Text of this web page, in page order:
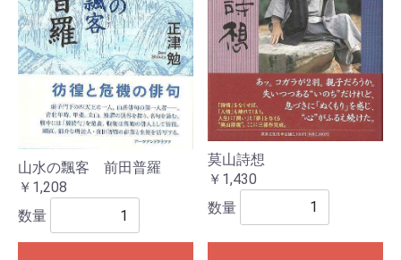
山水の飄客 前田普羅
￥1,208
数量
莫山詩想
￥1,430
数量